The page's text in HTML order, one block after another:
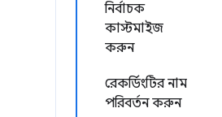
নির্বাচক
কাস্টমাইজ
করুন
রেকর্ডিংটির নাম
পরিবর্তন করুন